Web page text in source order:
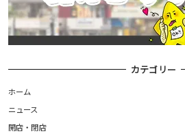
カテゴリー
ホーム
ニュース
開店・閉店